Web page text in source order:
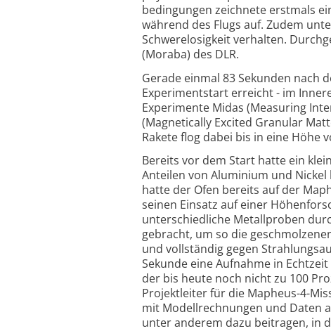
bedingungen zeichnete erstmals
während des Flugs auf. Zudem
Schwere­losig­keit verhalten.
(Moraba) des DLR.
Gerade einmal 83 Sekunden nach
Experimentstart erreicht - im
Experimente Midas (Measuring
(Magnetically Excited Granular
Rakete flog dabei bis in eine Höhe
Bereits vor dem Start hatte ein
Anteilen von Aluminium und Nickel
hatte der Ofen bereits auf der
seinen Einsatz auf einer
unterschiedliche Metallproben
gebracht, um so die
und vollständig gegen
Sekunde eine Aufnahme in
der bis heute noch nicht zu 100
Projektleiter für die Mapheus-4-
mit Modellrechnungen und Daten
unter anderem dazu beitragen, in